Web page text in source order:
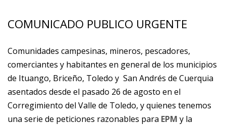
COMUNICADO PUBLICO URGENTE
Comunidades campesinas, mineros, pescadores,
comerciantes y habitantes en general de los municipios
de Ituango, Briceño, Toledo y San Andrés de Cuerquia
asentados desde el pasado 26 de agosto en el
Corregimiento del Valle de Toledo, y quienes tenemos
una serie de peticiones razonables para EPM y la